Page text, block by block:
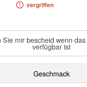
vergriffen
Sie mir bescheid wenn
verfügbar ist
Geschmack